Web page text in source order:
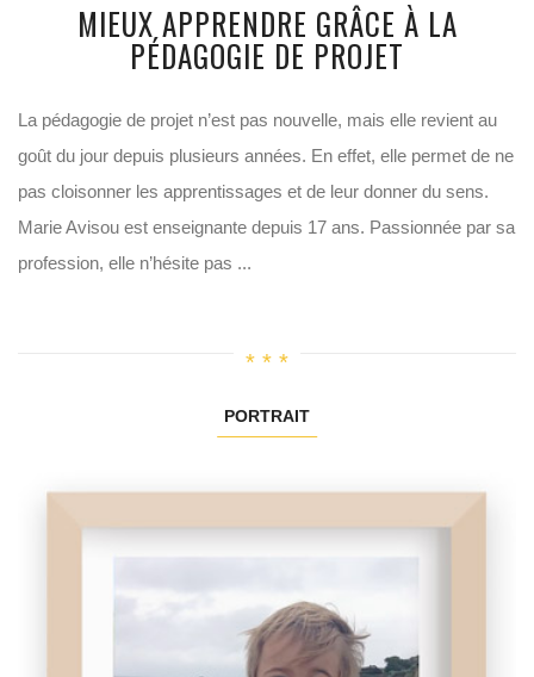
MIEUX APPRENDRE GRÂCE À LA
PÉDAGOGIE DE PROJET
La pédagogie de projet n’est pas nouvelle, mais elle revient au
goût du jour depuis plusieurs années. En effet, elle permet de ne
pas cloisonner les apprentissages et de leur donner du sens.
Marie Avisou est enseignante depuis 17 ans. Passionnée par sa
profession, elle n’hésite pas ...
PORTRAIT